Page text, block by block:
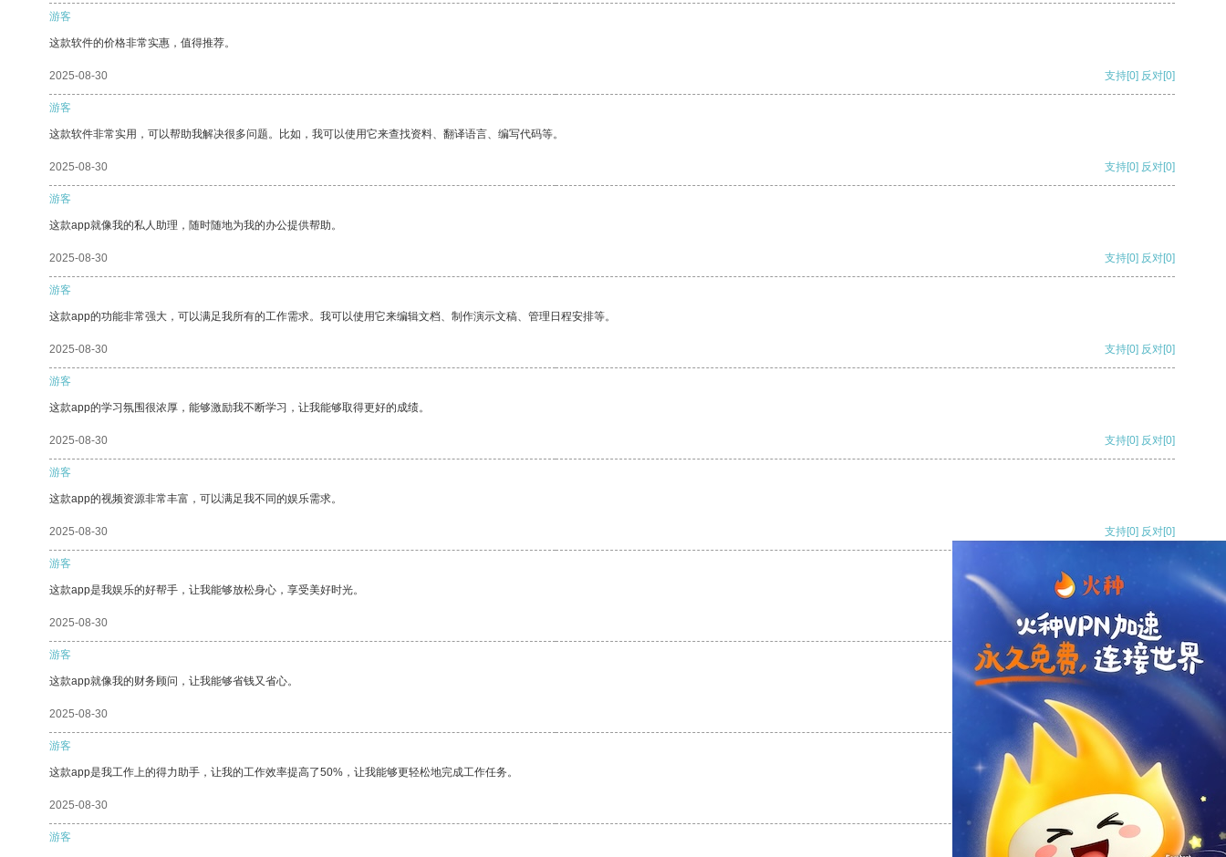
游客
这款软件的价格非常实惠，值得推荐。
2025-08-30 支持[0] 反对[0]
游客
这款软件非常实用，可以帮助我解决很多问题。比如，我可以使用它来查找资料、翻译语言、编写代码等。
2025-08-30 支持[0] 反对[0]
游客
这款app就像我的私人助理，随时随地为我的办公提供帮助。
2025-08-30 支持[0] 反对[0]
游客
这款app的功能非常强大，可以满足我所有的工作需求。我可以使用它来编辑文档、制作演示文稿、管理日程安排等。
2025-08-30 支持[0] 反对[0]
游客
这款app的学习氛围很浓厚，能够激励我不断学习，让我能够取得更好的成绩。
2025-08-30 支持[0] 反对[0]
游客
这款app的视频资源非常丰富，可以满足我不同的娱乐需求。
2025-08-30 支持[0] 反对[0]
游客
这款app是我娱乐的好帮手，让我能够放松身心，享受美好时光。
2025-08-30 支持[0] 反对
游客
这款app就像我的财务顾问，让我能够省钱又省心。
2025-08-30 支持
游客
这款app是我工作上的得力助手，让我的工作效率提高了50%，让我能够更轻松地完成工作任务。
2025-08-30 反对 [0]
游客